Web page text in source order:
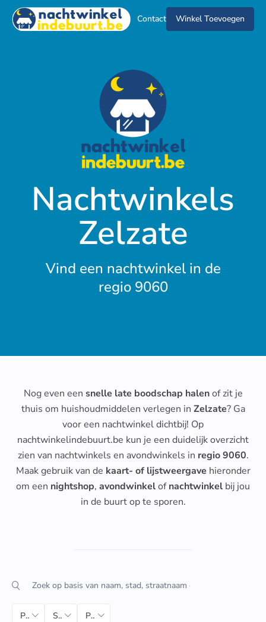
Contact Winkel Toevoegen
Nachtwinkels
Zelzate
Vind een nachtwinkel in de
regio 9060
Nog even een snelle late boodschap halenof zit je
thuis om huishoudmiddelen verlegen in Zelzate? Ga
voor een nachtwinkel dichtbij! Op
nachtwinkelindebuurt.be kun je een duidelijk overzicht
zien van nachtwinkels en avondwinkels in regio 9060.
Maak gebruik van de kaart- of lijstweergave hieronder
om een nightshop, avondwinkelofnachtwinkel bij jou
in de buurt op te sporen.
Postcode Stad Provincie